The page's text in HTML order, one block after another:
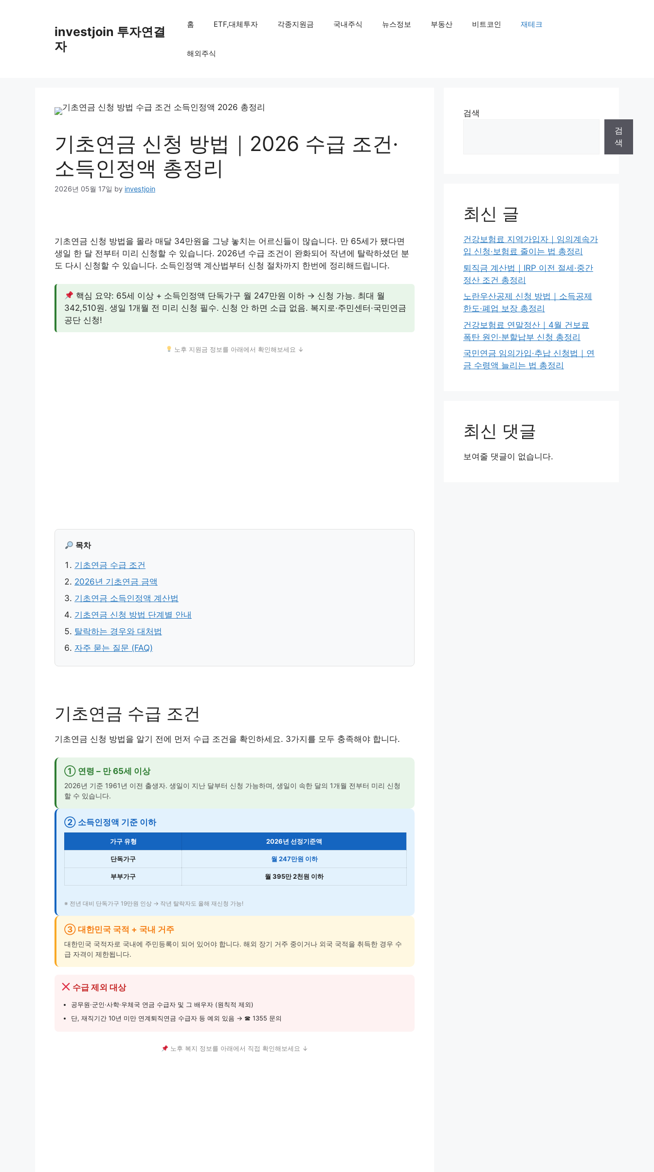
investjoin 투자연결
자
홈 ETF,대체투자 각종지원금 국내주식 뉴스정보 부동산 비트코인 재테크
해외주식
기초연금 신청 방법｜2026 수급 조건·
소득인정액 총정리
2026년 05월 17일 by investjoin
기초연금 신청 방법을 몰라 매달 34만원을 그냥 놓치는 어르신들이 많습니다. 만 65세가 됐다면
생일 한 달 전부터 미리 신청할 수 있습니다. 2026년 수급 조건이 완화되어 작년에 탈락하셨던 분
도 다시 신청할 수 있습니다. 소득인정액 계산법부터 신청 절차까지 한번에 정리해드립니다.
핵심 요약: 65세 이상 + 소득인정액 단독가구 월 247만원 이하 → 신청 가능. 최대 월
342,510원. 생일 1개월 전 미리 신청 필수. 신청 안 하면 소급 없음. 복지로·주민센터·국민연금
공단 신청!
노후 지원금 정보를 아래에서 확인해보세요 ↓
목차
기초연금 수급 조건
2026년 기초연금 금액
기초연금 소득인정액 계산법
기초연금 신청 방법 단계별 안내
탈락하는 경우와 대처법
자주 묻는 질문 (FAQ)
기초연금 수급 조건
기초연금 신청 방법을 알기 전에 먼저 수급 조건을 확인하세요. 3가지를 모두 충족해야 합니다.
① 연령 – 만 65세 이상
2026년 기준 1961년 이전 출생자. 생일이 지난 달부터 신청 가능하며, 생일이 속한 달의 1개월 전부터 미리 신청
할 수 있습니다.
② 소득인정액 기준 이하
가구 유형 2026년 선정기준액
단독가구 월 247만원 이하
부부가구 월 395만 2천원 이하
※ 전년 대비 단독가구 19만원 인상 → 작년 탈락자도 올해 재신청 가능!
③ 대한민국 국적 + 국내 거주
대한민국 국적자로 국내에 주민등록이 되어 있어야 합니다. 해외 장기 거주 중이거나 외국 국적을 취득한 경우 수
급 자격이 제한됩니다.
수급 제외 대상
공무원·군인·사학·우체국 연금 수급자 및 그 배우자 (원칙적 제외)
단, 재직기간 10년 미만 연계퇴직연금 수급자 등 예외 있음 → ☎ 1355 문의
노후 복지 정보를 아래에서 직접 확인해보세요 ↓
검색
검
색
최신 글
건강보험료 지역가입자｜임의계속가
입 신청·보험료 줄이는 법 총정리
퇴직금 계산법｜IRP 이전 절세·중간
정산 조건 총정리
노란우산공제 신청 방법｜소득공제
한도·폐업 보장 총정리
건강보험료 연말정산｜4월 건보료
폭탄 원인·분할납부 신청 총정리
국민연금 임의가입·추납 신청법｜연
금 수령액 늘리는 법 총정리
최신 댓글
보여줄 댓글이 없습니다.